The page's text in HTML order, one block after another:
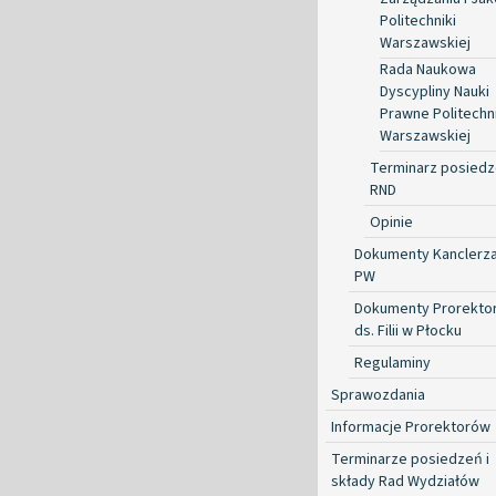
Politechniki
Warszawskiej
Rada Naukowa
Dyscypliny Nauki
Prawne
Warszawskiej
Terminarz
RND
Opinie
Dokumenty
PW
Dokumenty
ds. Filii w Płocku
Regulaminy
Sprawozdania
Informacje Prorektorów
Terminarze posiedzeń i
składy Rad Wydziałów